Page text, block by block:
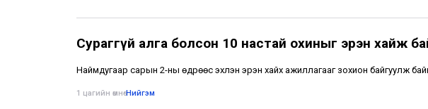
Сураггүй алга болсон 10 настай охиныг эрэн хайж
Наймдугаар сарын 2-ны өдрөөс эхлэн эрэн хайх ажиллагааг зохион байгуулж
1 цагийн өмнө•Нийгэм